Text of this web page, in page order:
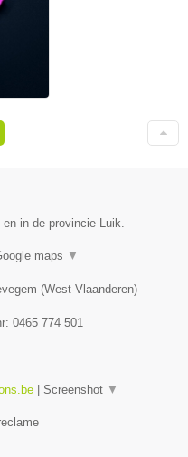
in de provincie Luik.
maps ▼
(West-Vlaanderen)
0465 774 501
Screenshot ▼